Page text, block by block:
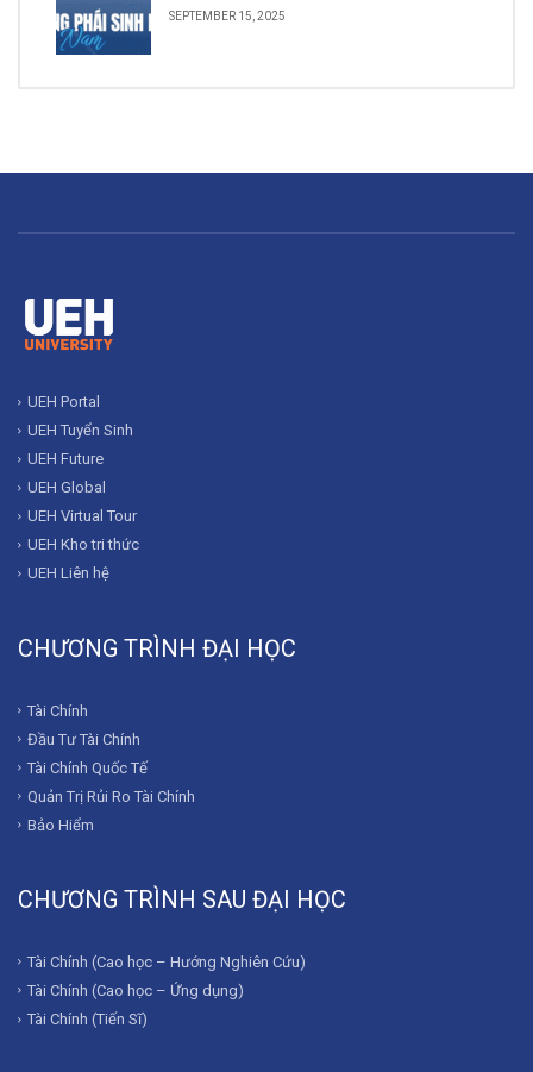
SEPTEMBER 15, 2025
UEH Portal
UEH Tuyển Sinh
UEH Future
UEH Global
UEH Virtual Tour
UEH Kho tri thức
UEH Liên hệ
CHƯƠNG TRÌNH ĐẠI HỌC
Tài Chính
Đầu Tư Tài Chính
Tài Chính Quốc Tế
Quản Trị Rủi Ro Tài Chính
Bảo Hiểm
CHƯƠNG TRÌNH SAU ĐẠI HỌC
Tài Chính (Cao học – Hướng Nghiên Cứu)
Tài Chính (Cao học – Ứng dụng)
Tài Chính (Tiến Sĩ)